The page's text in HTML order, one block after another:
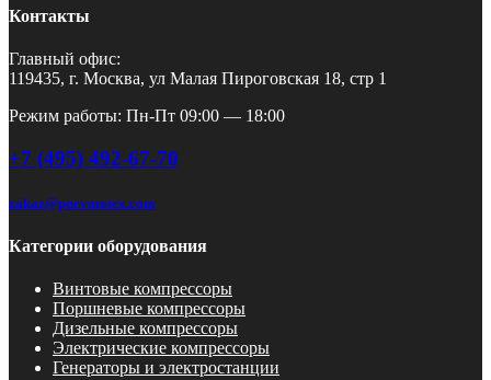
Контакты
Главный офис:
119435, г. Москва, ул Малая Пироговская 18, стр 1
Режим работы: Пн-Пт 09:00 — 18:00
+7 (495) 492-67-70
zakaz@pnevmotex.com
Категории оборудования
Винтовые компрессоры
Поршневые компрессоры
Дизельные компрессоры
Электрические компрессоры
Генераторы и электростанции